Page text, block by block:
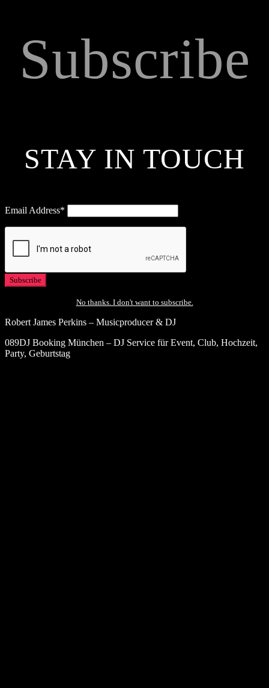
Subscribe
STAY IN TOUCH
Email Address*
No thanks. I don't want to subscribe.
Robert James Perkins – Musicproducer & DJ
089DJ Booking München – DJ Service für Event, Club, Hochzeit,
Party, Geburtstag